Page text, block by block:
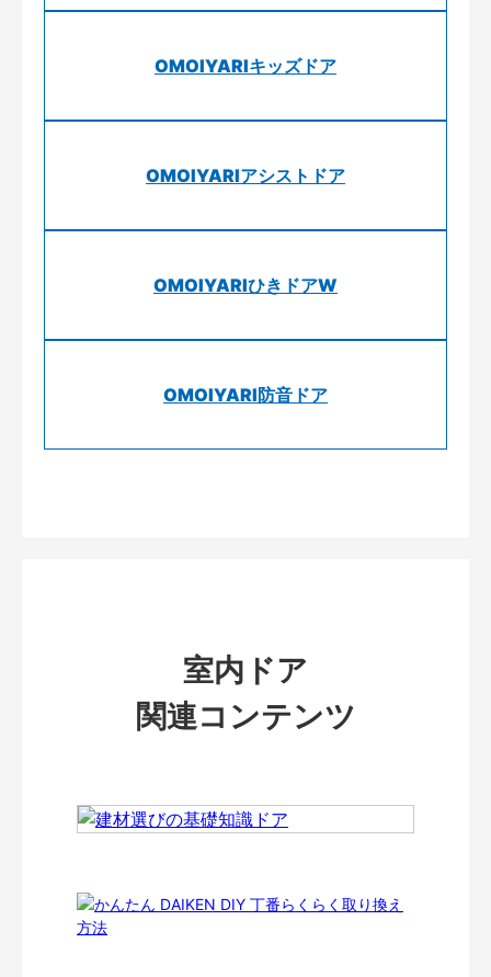
OMOIYARIキッズドア
OMOIYARIアシストドア
OMOIYARIひきドアW
OMOIYARI防音ドア
室内ドア
関連コンテンツ